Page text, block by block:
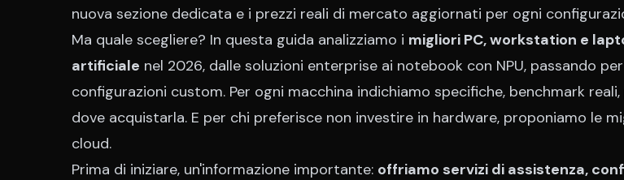
nuova sezione dedicata e i prezzi reali di mercato aggiornati per ogni
Ma quale scegliere? In questa guida analizziamo i migliori PC, workstation e
artificiale nel 2026, dalle soluzioni enterprise ai notebook con NPU, passando
configurazioni custom. Per ogni macchina indichiamo specifiche, benchmark
dove acquistarla. E per chi preferisce non investire in hardware, proponiamo le
cloud.
Prima di iniziare, un'informazione importante: offriamo servizi di assistenza,